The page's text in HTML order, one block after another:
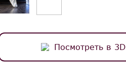
Посмотреть в 3D